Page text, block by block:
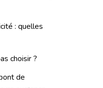
: quelles
choisir ?
de